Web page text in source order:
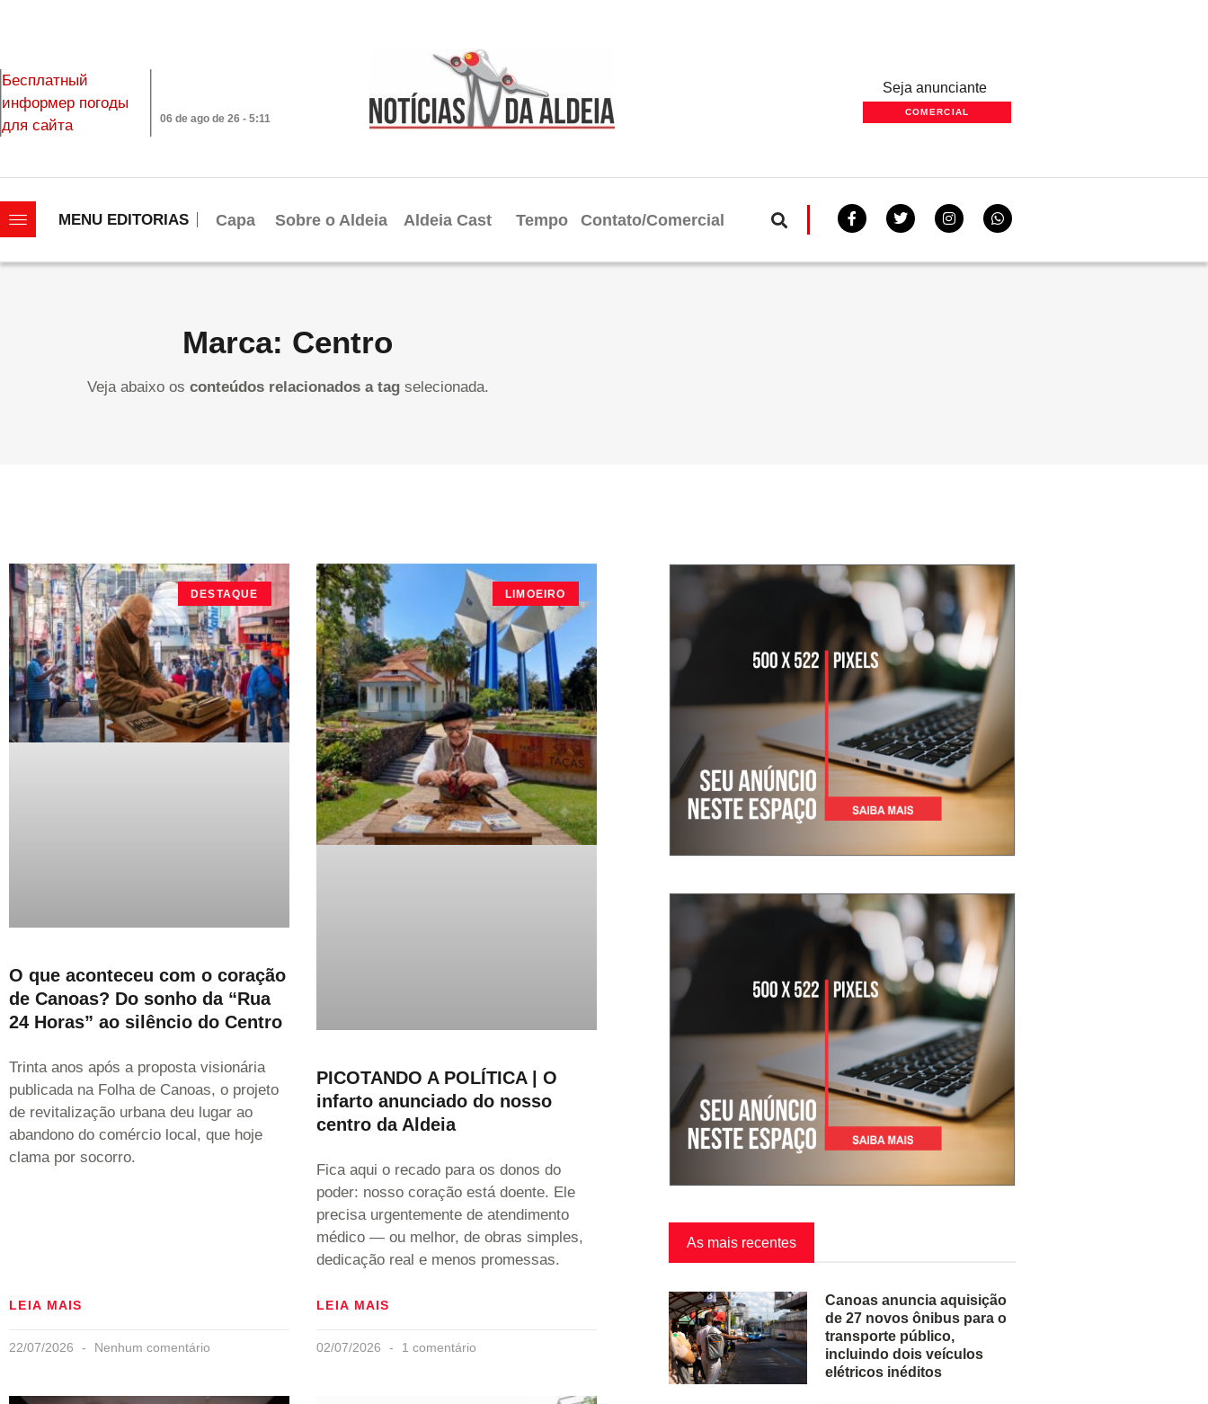
Бесплатный
информер погоды
для сайта
06 de ago de 26 - 5:11
Seja anunciante
COMERCIAL
MENU EDITORIAS Capa Sobre o Aldeia Aldeia Cast Tempo Contato/Comercial
Marca: Centro
Veja abaixo os conteúdos relacionados a tagselecionada.
DESTAQUE
O que aconteceu com o coração
de Canoas? Do sonho da “Rua
24 Horas” ao silêncio do Centro
Trinta anos após a proposta visionária
publicada na Folha de Canoas, o projeto
de revitalização urbana deu lugar ao
abandono do comércio local, que hoje
clama por socorro.
LEIA MAIS
22/07/2026 Nenhum comentário
LIMOEIRO
PICOTANDO A POLÍTICA | O
infarto anunciado do nosso
centro da Aldeia
Fica aqui o recado para os donos do
poder: nosso coração está doente. Ele
precisa urgentemente de atendimento
médico — ou melhor, de obras simples,
dedicação real e menos promessas.
LEIA MAIS
02/07/2026 1 comentário
As mais recentes
Canoas anuncia aquisição
de 27 novos ônibus para o
transporte público,
incluindo dois veículos
elétricos inéditos